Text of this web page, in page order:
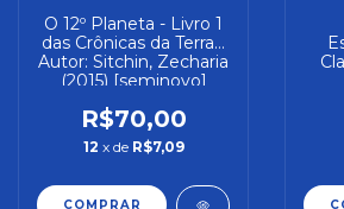
O 12º Planeta - Livro 1
das Crônicas da Terra -
Autor: Sitchin, Zecharia
(2015) [seminovo]
R$70,00
12 x de R$7,09